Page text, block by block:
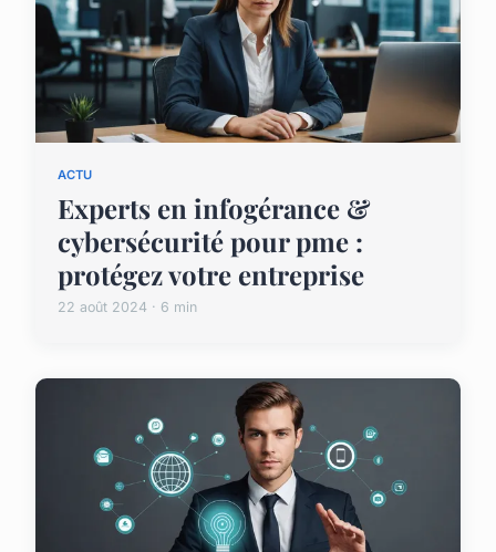
ACTU
Experts en infogérance &
cybersécurité pour pme :
protégez votre entreprise
22 août 2024 · 6 min